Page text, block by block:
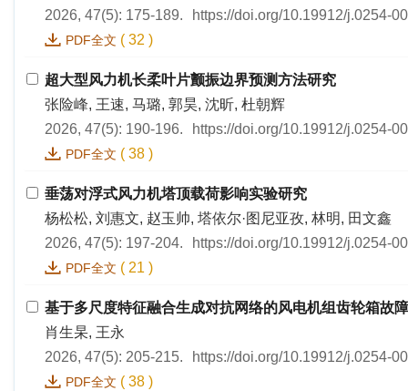
2026, 47(5): 175-189.
https://doi.org/10.19912/j.0254-
PDF全文 ( 32 )
超大型风力机长柔叶片颤振边界预测方法研究
张险峰, 王速, 马璐, 郭昊, 沈昕, 杜朝辉
2026, 47(5): 190-196.
https://doi.org/10.19912/j.0254-
PDF全文 ( 38 )
垂荡对浮式风力机塔顶载荷影响实验研究
杨松松, 刘惠文, 赵玉帅, 塔依尔·图尼亚孜, 林明, 田文鑫
2026, 47(5): 197-204.
https://doi.org/10.19912/j.0254-
PDF全文 ( 21 )
基于多尺度特征融合生成对抗网络的风电机组齿轮箱故
肖生杲, 王永
2026, 47(5): 205-215.
https://doi.org/10.19912/j.0254-
PDF全文 ( 38 )